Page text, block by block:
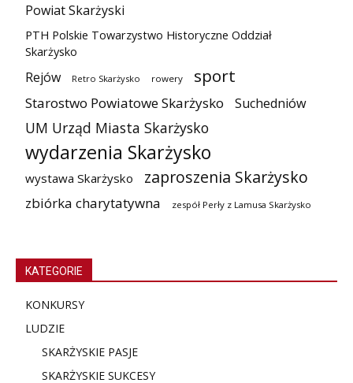
Powiat Skarżyski
PTH Polskie Towarzystwo Historyczne Oddział
Skarżysko
Rejów Retro Skarżysko rowery sport
Starostwo Powiatowe Skarżysko Suchedniów
UM Urząd Miasta Skarżysko
wydarzenia Skarżysko
wystawa Skarżysko zaproszenia Skarżysko
zbiórka charytatywna zespół Perły z Lamusa Skarżysko
KATEGORIE
KONKURSY
LUDZIE
SKARŻYSKIE PASJE
SKARŻYSKIE SUKCESY